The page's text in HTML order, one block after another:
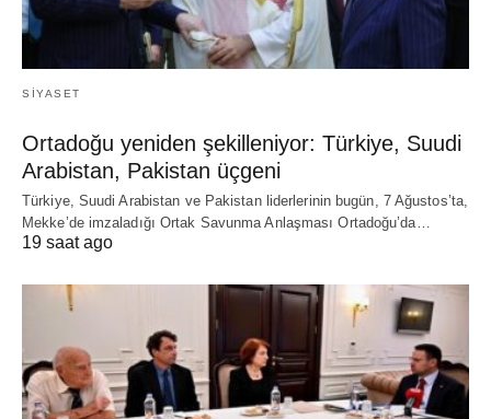
SIYASET
Ortadoğu yeniden şekilleniyor: Türkiye, Suudi
Arabistan, Pakistan üçgeni
Türkiye, Suudi Arabistan ve Pakistan liderlerinin bugün, 7 Ağustos’ta,
Mekke’de imzaladığı Ortak Savunma Anlaşması Ortadoğu’da…
19 saat ago